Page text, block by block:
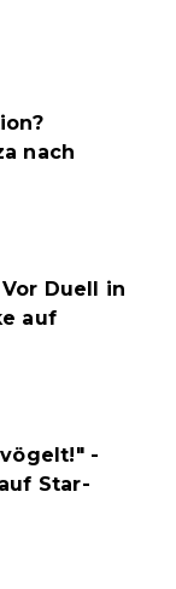
nach
Duell in
auf
-
Star-